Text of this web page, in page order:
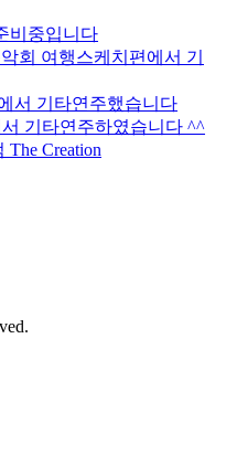
비중입니다
회 여행스케치편에서 기
서 기타연주했습니다
기타연주하였습니다 ^^
Creation